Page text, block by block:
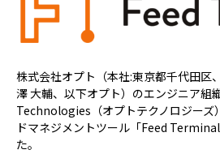
株式会社オプト（本社:東京都千代田区
澤 大輔、以下オプト）のエンジニア組
Technologies（オプトテクノロジー
ドマネジメントツール「Feed
た。